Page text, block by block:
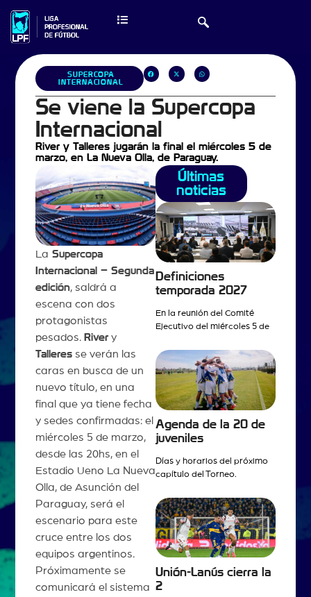
SUPERCOPA
INTERNACIONAL
Se viene la Supercopa
Internacional
River y Talleres jugarán la final el miércoles 5 de
marzo, en La Nueva Olla, de Paraguay.
La Supercopa
Internacional – Segunda
edición, saldrá a
escena con dos
protagonistas
pesados. Rivery
Talleresse verán las
caras en busca de un
nuevo título, en una
final que ya tiene fecha
y sedes confirmadas: el
miércoles 5 de marzo,
desde las 20hs, en el
Estadio Ueno La Nueva
Olla, de Asunción del
Paraguay, será el
escenario para este
cruce entre los dos
equipos argentinos.
Próximamente se
comunicará el sistema
Últimas
noticias
Definiciones
temporada 2027
En la reunión del Comité
Ejecutivo del miércoles 5 de
Agenda de la 20 de
juveniles
Días y horarios del próximo
capítulo del Torneo.
Unión-Lanús cierra la
2